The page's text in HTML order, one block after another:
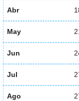
Abr
May
Jun
Jul
Ago